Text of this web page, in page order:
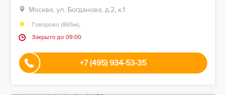
Москва, ул. Богданова, д.2, к.1
Говорово (865м),
Закрыто до 09:00
+7 (495) 934-53-35